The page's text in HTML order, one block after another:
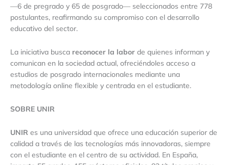
—6 de pregrado y 65 de posgrado— seleccionados entre 778
postulantes, reafirmando su compromiso con el desarrollo
educativo del sector.
La iniciativa busca reconocer la labor de quienes informan y
comunican en la sociedad actual, ofreciéndoles acceso a
estudios de posgrado internacionales mediante una
metodología online flexible y centrada en el estudiante.
SOBRE UNIR
UNIR es una universidad que ofrece una educación superior de
calidad a través de las tecnologías más innovadoras, siempre
con el estudiante en el centro de su actividad. En España,